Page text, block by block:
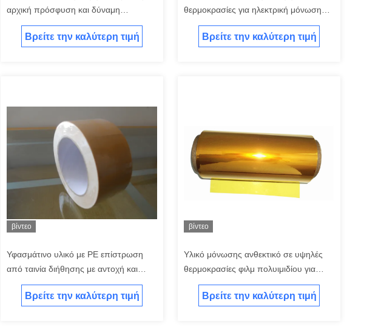
αρχική πρόσφυση και δύναμη
συγκράτησης
Βρείτε την καλύτερη τιμή
θερμοκρασίες για ηλεκτρική μόνωση
και τύλιγμα μπαταρίας
Βρείτε την καλύτερη τιμή
βίντεο
Υφασμάτινο υλικό με PE επίστρωση
από ταινία διήθησης με αντοχή και
ευελιξία
Βρείτε την καλύτερη τιμή
βίντεο
Υλικό μόνωσης ανθεκτικό σε υψηλές
θερμοκρασίες φιλμ πολυιμιδίου για
FPC, αεροδιαστημική και ηλεκτρονικά
Βρείτε την καλύτερη τιμή